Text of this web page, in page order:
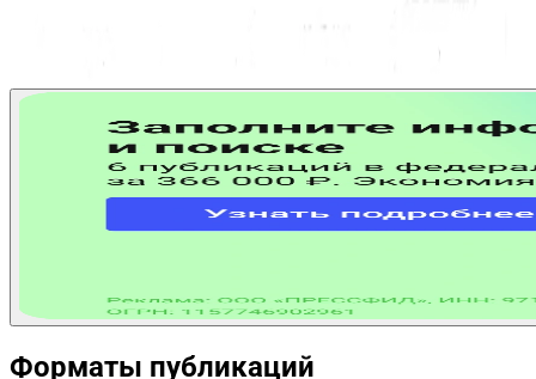
Форматы публикаций